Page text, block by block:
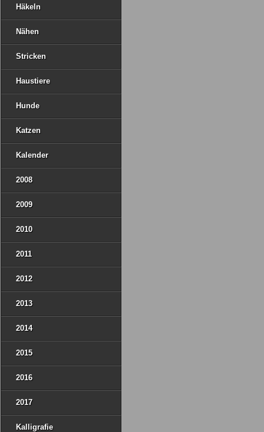
Häkeln
Nähen
Stricken
Haustiere
Hunde
Katzen
Kalender
2008
2009
2010
2011
2012
2013
2014
2015
2016
2017
Kalligrafie